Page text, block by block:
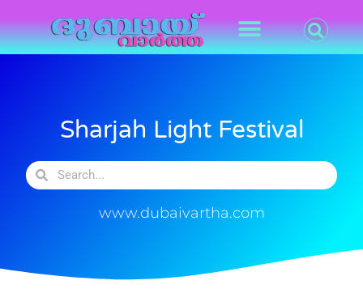
Sharjah Light Festival
www.dubaivartha.com